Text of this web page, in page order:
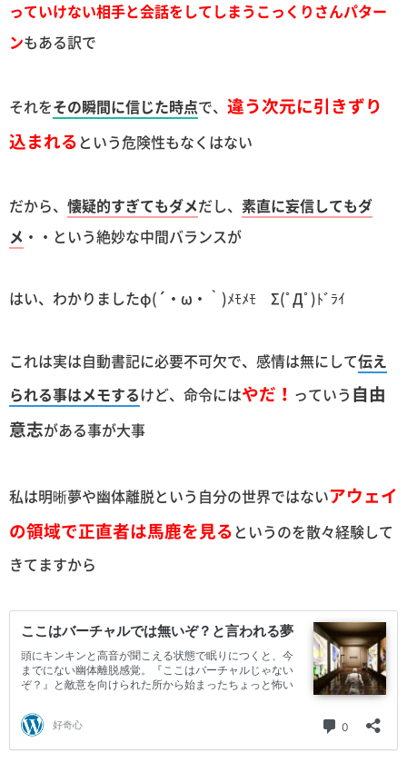
っていけない相手と会話をしてしまうこっくりさんパター
ンもある訳で
それをその瞬間に信じた時点で、 違う次元に引きずり
込まれるという危険性もなくはない
だから、 懐疑的すぎてもダメだし、 素直に妄信してもダ
メ ・・という絶妙な中間バランスが
はい、わかりましたφ(´・ω・｀)ﾒﾓﾒﾓ Σ(ﾟДﾟ)ﾄﾞﾗｲ
これは実は自動書記に必要不可欠で、感情は無にして伝え
られる事はメモするけど、命令にはやだ！ っていう 自由
意志がある事が大事
私は明晰夢や幽体離脱という自分の世界ではないアウェイ
の領域で正直者は馬鹿を見るというのを散々経験して
きてますから